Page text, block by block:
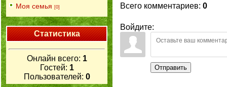
Моя семья [0]
Статистика
Онлайн всего: 1
Гостей: 1
Пользователей: 0
Всего комментариев: 0
Войдите:
Отправить